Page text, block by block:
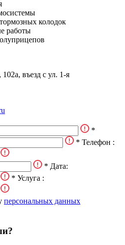
колодок
работы
въезд с ул. 1-я
*
* Телефон :
* Дата:
* Услуга :
персональных данных